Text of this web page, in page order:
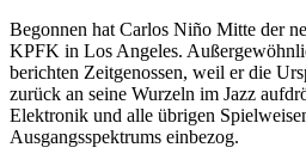
Begonnen hat Carlos Niño Mitte der
KPFK in Los Angeles.
berichten Zeitgenossen, weil er die
zurück an seine Wurzeln im Jazz
Elektronik und alle übrigen
Ausgangsspektrums einbezog.